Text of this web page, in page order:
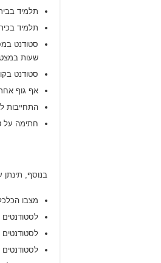
תלמיד
תלמיד
שעות במצטבר
סטודנט
אף גוף אחר לא מממן
התחייבות להתנדב 140 שעות
חתימה על
בנוסף, תינתן
מצבו
לסטודנטים